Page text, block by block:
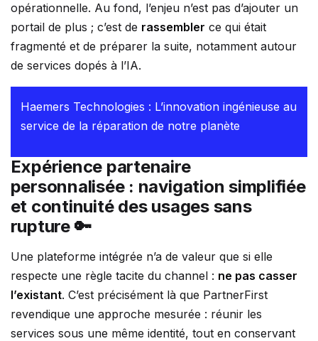
opérationnelle. Au fond, l’enjeu n’est pas d’ajouter un
portail de plus ; c’est de rassembler ce qui était
fragmenté et de préparer la suite, notamment autour
de services dopés à l’IA.
Haemers Technologies : L’innovation ingénieuse au
service de la réparation de notre planète
Expérience partenaire
personnalisée : navigation simplifiée
et continuité des usages sans
rupture 🔑
Une plateforme intégrée n’a de valeur que si elle
respecte une règle tacite du channel : ne pas casser
l’existant. C’est précisément là que PartnerFirst
revendique une approche mesurée : réunir les
services sous une même identité, tout en conservant